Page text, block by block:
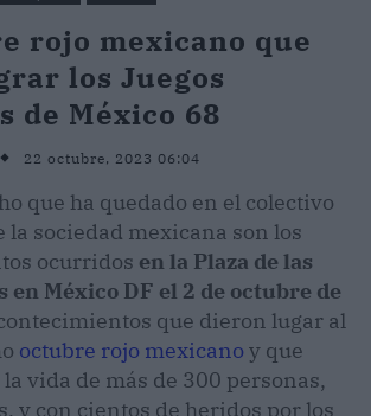
rojo mexicano que
los Juegos
de México 68
22 octubre, 2023 06:04
que ha quedado en el colectivo
sociedad mexicana son los
ocurridos en la Plaza de las
en México DF el 2 de octubre de
que dieron lugar al
octubre rojo mexicano y que
vida de más de 300 personas,
y con cientos de heridos por los